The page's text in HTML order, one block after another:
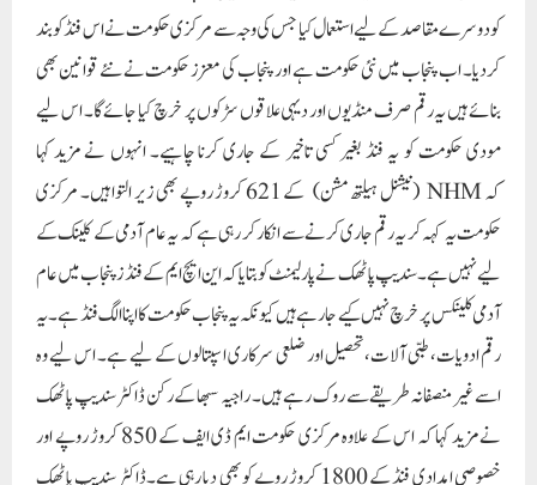
آدمی کلینکس پر خرچ نہیں کیے جا رہے ہیں کیونکہ یہ پنجاب حکومت کا اپنا الگ فنڈ ہے۔ یہ
رقم ادویات، طبی آلات، تحصیل اور ضلعی سرکاری اسپتالوں کے لیے ہے۔ اس لیے وہ
اسے غیر منصفانہ طریقے سے روک رہے ہیں۔ راجیہ سبھا کے رکن ڈاکٹر سندیپ پاٹھک
نے مزید کہا کہ اس کے علاوہ مرکزی حکومت ایم ڈی ایف کے 850 کروڑ روپے اور
خصوصی امدادی فنڈ کے 1800 کروڑ روپے کو بھی دبا رہی ہے۔ڈاکٹر سندیپ پاٹھک
نے کہا کہ مجموعی طور پر یہ تقریباً 8000 کروڑ روپے بنتے ہیں، جو پنجاب کے لوگوں کا حق
ہے۔ انہوں نے مرکزی حکومت سے یہ فنڈز جاری کرنے کی اپیل کی ہے۔ انہوں نے کہا
کہ اگر مودی حکومت پنجاب کو اپنا پیسہ دینے سے انکار کرتی رہی تو اس کے پاس سپریم
کورٹ سے رجوع کرنے کے علاوہ کوئی چارہ نہیں بچے گا۔ سپریم عدالت میں پہلے ہی
تقریباً 35,000 ریاستی اور مرکزی حکومت کے مقدمات زیر التوا ہیں، اس لیے مودی
حکومت کو پنجاب کے لوگوں کے لیے صحیح کام کرنا چاہیے۔ مرکزی حکومت کو یہ رقم فوری
طور پر جاری کرنی چاہئے تاکہ ترقیاتی کام ہو سکیں اور بغیر کسی مالی رکاوٹ کے صحت کی